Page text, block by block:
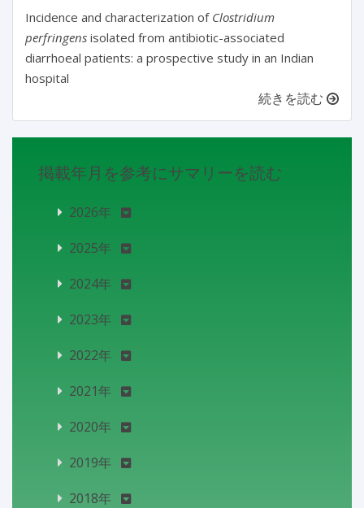
Incidence and characterization of Clostridium
perfringens isolated from antibiotic-associated
diarrhoeal patients: a prospective study in an Indian
hospital
続きを読む
掲載年月を参考にサマリーを読む
2026年
2025年
2024年
2023年
2022年
2021年
2020年
2019年
2018年